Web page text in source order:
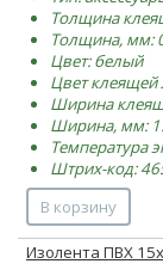
Толщина
Толщина, мм:
Цвет: белый
Цвет клеящей
Ширина
Ширина, мм:
Температура
Штрих-код:
В корзину
Изолента ПВХ